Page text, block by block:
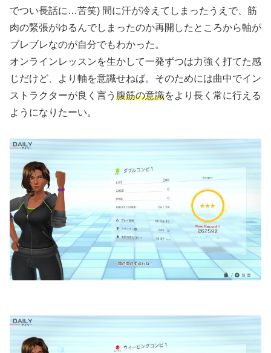
でつい長話に…苦笑) 間に汗が冷えてしまったうえで、筋
肉の緊張がゆるんでしまったのか再開したところから軸が
ブレブレなのが自分でもわかった。
オンラインレッスンを生かして一発ずつは力強く打てた感
じだけど、より軸を意識せねば。そのためには曲中でイン
ストラクターが良く言う 腹筋の意識をより長く常に行える
ようになりたーい。